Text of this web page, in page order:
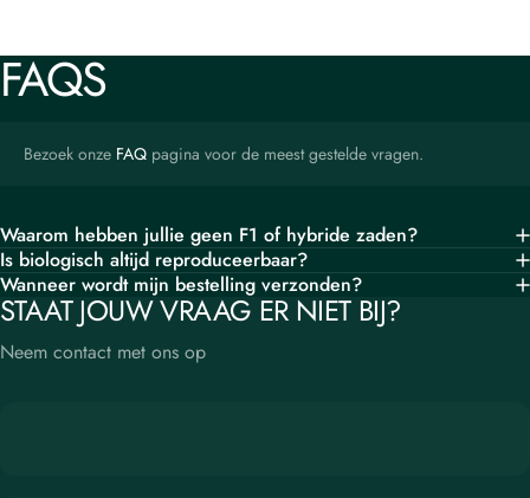
FAQS
Bezoek onze FAQ pagina voor de meest gestelde vragen.
Waarom hebben jullie geen F1 of hybride zaden?
Is biologisch altijd reproduceerbaar?
Wanneer wordt mijn bestelling verzonden?
STAAT JOUW VRAAG ER NIET BIJ?
Neem contact met ons op